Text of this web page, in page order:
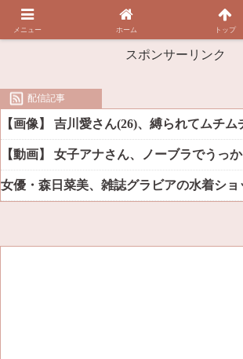
スポンサーリンク
配信記事
メニュー ホーム トップ